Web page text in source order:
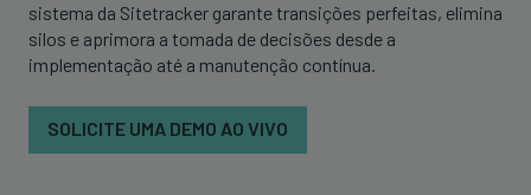
sistema da Sitetracker garante transições perfeitas, elimina
silos e aprimora a tomada de decisões desde a
implementação até a manutenção contínua.
SOLICITE UMA DEMO AO VIVO